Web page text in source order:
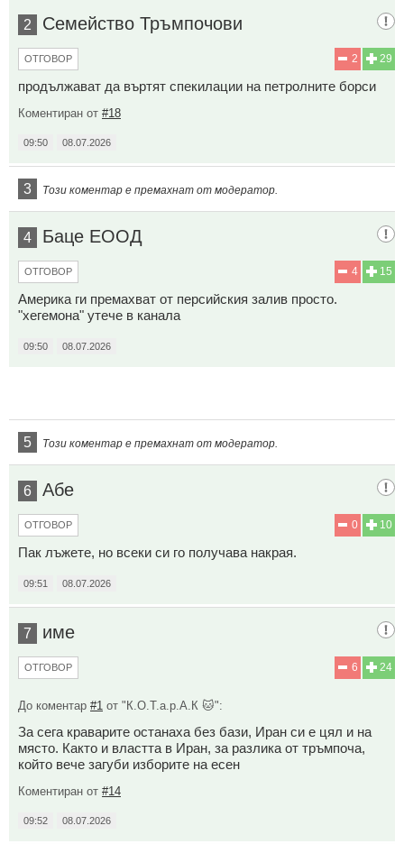
2 Семейство Тръмпочови
29
2
ОТГОВОР
продължават да въртят спекилации на петролните борси
Коментиран от #18
09:50 08.07.2026
3 Този коментар е премахнат от модератор.
4 Баце ЕООД
15
4
ОТГОВОР
Америка ги премахват от персийския залив просто.
"хегемона" утече в канала
09:50 08.07.2026
5 Този коментар е премахнат от модератор.
6 Абе
10
0
ОТГОВОР
Пак лъжете, но всеки си го получава накрая.
09:51 08.07.2026
7 име
24
6
ОТГОВОР
До коментар #1 от "К.О.Т.а.р.А.К 🐱":
За сега краварите останаха без бази, Иран си е цял и на
място. Както и властта в Иран, за разлика от тръмпоча,
който вече загуби изборите на есен
Коментиран от #14
09:52 08.07.2026